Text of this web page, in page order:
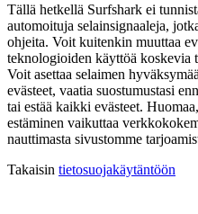
Tällä hetkellä Surfshark ei
automoituja selainsignaaleja,
ohjeita. Voit kuitenkin muuttaa
teknologioiden käyttöä koskevia
Voit asettaa selaimen
evästeet, vaatia suostumustasi
tai estää kaikki evästeet.
estäminen vaikuttaa
nauttimasta sivustomme
Takaisin tietosuojakäytäntöön